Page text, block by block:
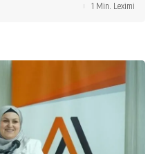
1 Min. Leximi